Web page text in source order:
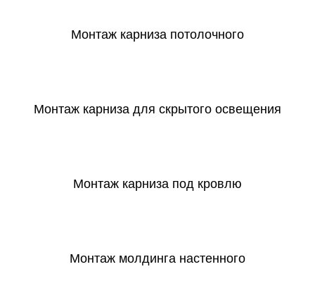
Монтаж карниза потолочного
Монтаж карниза для скрытого освещения
Монтаж карниза под кровлю
Монтаж молдинга настенного